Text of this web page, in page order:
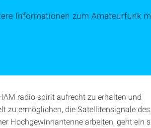
Informationen zum Amateurfunk
radio spirit aufrecht zu erhalten und
zu ermöglichen, die Satellitensignale des
Hochgewinnantenne arbeiten, geht ein